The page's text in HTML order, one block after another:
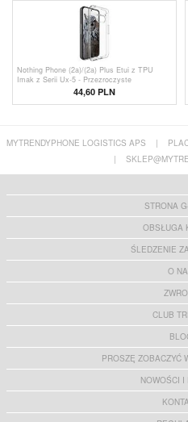
Nothing Phone (2a)/(2a) Plus Etui z TPU
Imak z Serii Ux-5 - Przezroczyste
44,60 PLN
MYTRENDYPHONE LOGISTICS APS |
|
STRONA
OBSŁUGA
ŚLEDZENIE
O
CLUB
PROSZĘ ZOBACZYĆ
NOWOŚCI I